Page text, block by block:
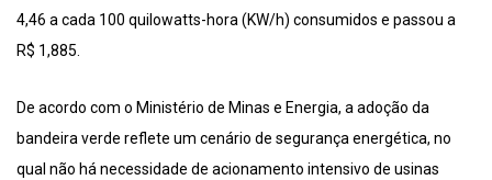
4,46 a cada 100 quilowatts-hora (KW/h) consumidos e passou a
R$ 1,885.
De acordo com o Ministério de Minas e Energia, a adoção da
bandeira verde reflete um cenário de segurança energética, no
qual não há necessidade de acionamento intensivo de usinas